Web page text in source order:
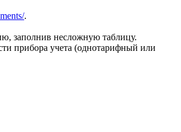
.
заполнив несложную таблицу.
прибора учета (однотарифный или